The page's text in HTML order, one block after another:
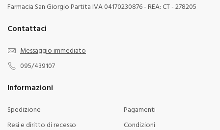
Farmacia San Giorgio Partita IVA 04170230876 - REA: CT - 278205
Contattaci
Messaggio immediato
095/439107
Informazioni
Spedizione
Pagamenti
Resi e diritto di recesso
Condizioni